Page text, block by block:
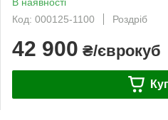
Код: 000125-1100
Роздріб
42 900 ₴/єврокуб